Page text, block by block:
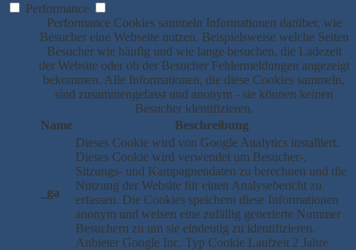
Performance
Performance Cookies sammeln Informationen darüber, wie
Besucher eine Webseite nutzen. Beispielsweise welche Seiten
Besucher wie häufig und wie lange besuchen, die Ladezeit
der Website oder ob der Besucher Fehlermeldungen angezeigt
bekommen. Alle Informationen, die diese Cookies sammeln,
sind zusammengefasst und anonym - sie können keinen
Besucher identifizieren.
Name
Beschreibung
_ga
Dieses Cookie wird von Google Analytics installiert.
Dieses Cookie wird verwendet um Besucher-,
Sitzungs- und Kampagnendaten zu berechnen und die
Nutzung der Website für einen Analysebericht zu
erfassen. Die Cookies speichern diese Informationen
anonym und weisen eine zufällig generierte Nummer
Besuchern zu um sie eindeutig zu identifizieren.
Anbieter Google Inc. Typ Cookie Laufzeit 2 Jahre